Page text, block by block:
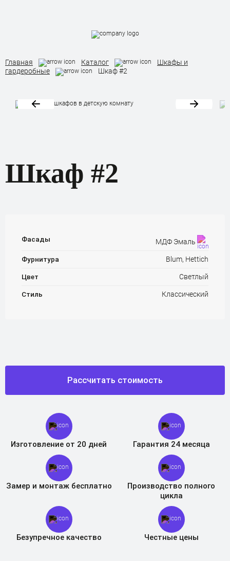
Каталог мебели
Главная Каталог
Шкафы и
гардеробные
Шкаф #2
Шкаф #2
Фасады МДФ Эмаль
Фурнитура Blum, Hettich
Цвет Светлый
Стиль Классический
Рассчитать стоимость
Изготовление от 20 дней Гарантия 24 месяца
Замер и монтаж бесплатно
Производство полного
цикла
Безупречное качество Честные цены